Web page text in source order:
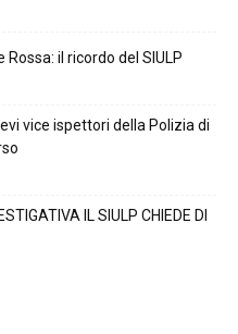
Rossa: il ricordo del SIULP
vice ispettori della Polizia di
IL SIULP CHIEDE DI